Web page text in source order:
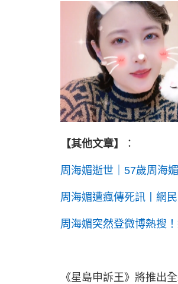
【其他文章】 ：
周海媚逝世｜57歲周海
周海媚遭瘋傳死訊丨網
周海媚突然登微博熱搜
《星島申訴王》將推出